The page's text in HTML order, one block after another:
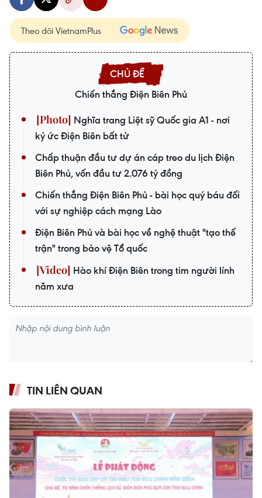
Theo dõi VietnamPlus
Chiến thắng Điện Biên Phủ
Nghĩa trang Liệt sỹ Quốc gia A1 - nơi
ký ức Điện Biên bất tử
Chấp thuận đầu tư dự án cáp treo du lịch Điện
Biên Phủ, vốn đầu tư 2.076 tỷ đồng
Chiến thắng Điện Biên Phủ - bài học quý báu đối
với sự nghiệp cách mạng Lào
Điện Biên Phủ và bài học về nghệ thuật "tạo thế
trận" trong bảo vệ Tổ quốc
Hào khí Điện Biên trong tim người lính
năm xưa
TIN LIÊN QUAN